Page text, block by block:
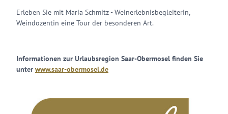
Erleben Sie mit Maria Schmitz - Weinerlebnisbegleiterin,
Weindozentin eine Tour der besonderen Art.
Informationen zur Urlaubsregion Saar-Obermosel finden Sie
unter www.saar-obermosel.de